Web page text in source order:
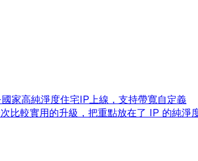
家高純淨度住宅IP上線，支持帶寬自定義
比較實用的升級，把重點放在了 IP 的純